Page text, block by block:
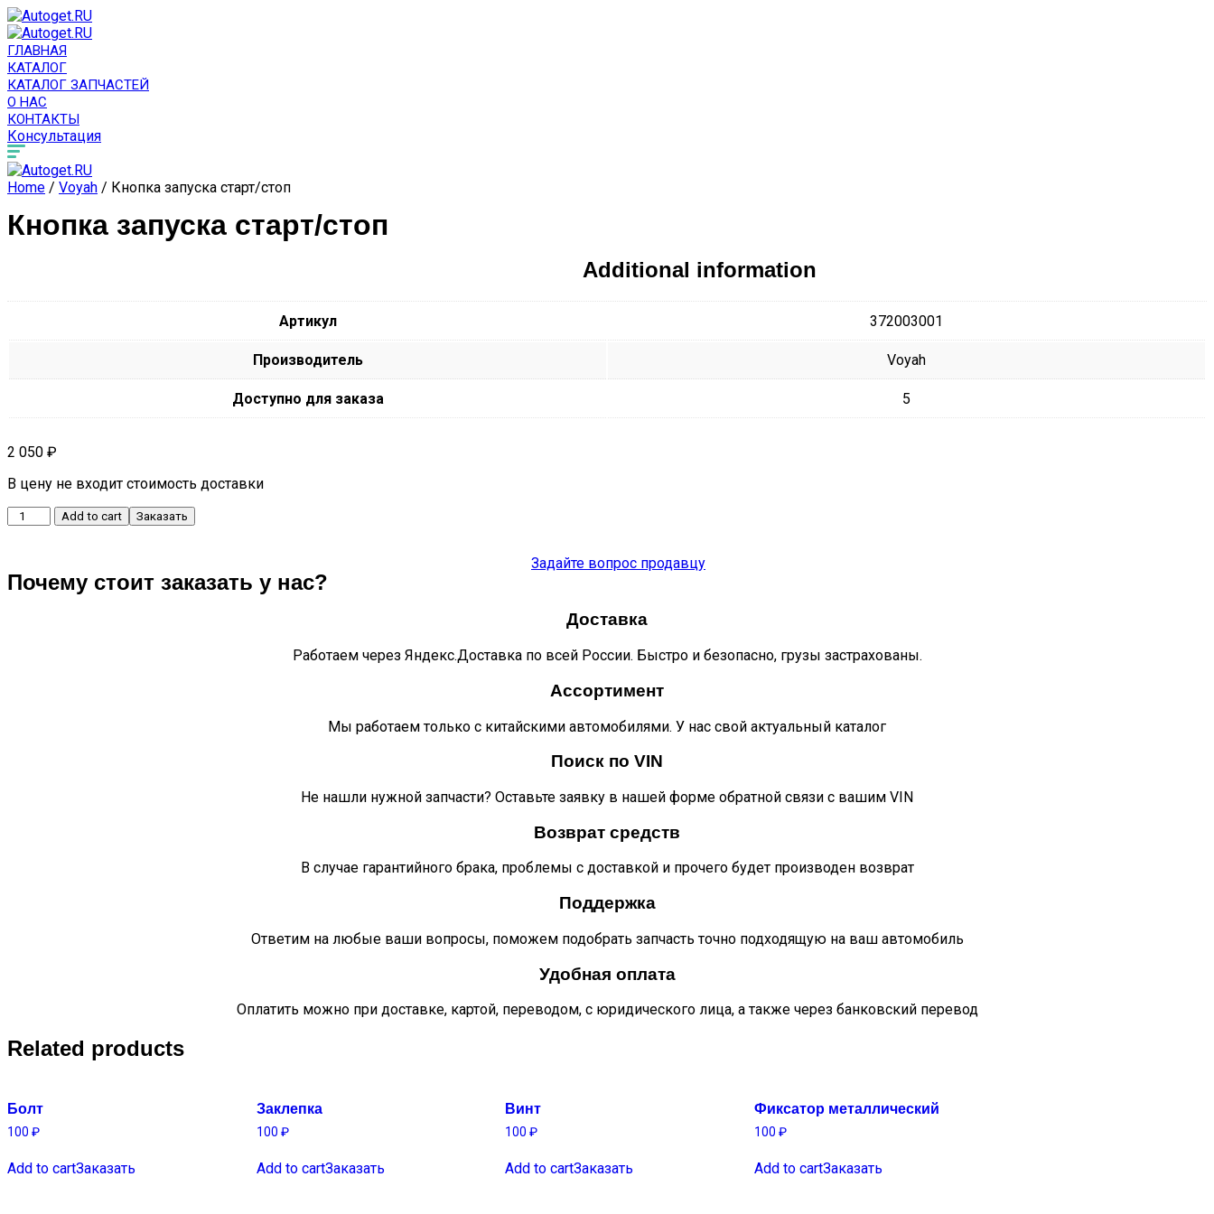
ГЛАВНАЯ
КАТАЛОГ
КАТАЛОГ ЗАПЧАСТЕЙ
О НАС
КОНТАКТЫ
Консультация
Home / Voyah / Кнопка запуска старт/стоп
Кнопка запуска старт/стоп
Additional information
Артикул 372003001
Производитель Voyah
Доступно для заказа 5
2 050 ₽
В цену не входит стоимость доставки
Кнопка
запуска
quantity
Add to cart Заказать
Задайте вопрос продавцу
Почему стоит заказать у нас?
Доставка
Работаем через Яндекс.Доставка по всей России. Быстро и безопасно, грузы застрахованы.
Ассортимент
Мы работаем только с китайскими автомобилями. У нас свой актуальный каталог
Поиск по VIN
Не нашли нужной запчасти? Оставьте заявку в нашей форме обратной связи с вашим VIN
Возврат средств
В случае гарантийного брака, проблемы с доставкой и прочего будет производен возврат
Поддержка
Ответим на любые ваши вопросы, поможем подобрать запчасть точно подходящую на ваш автомобиль
Удобная оплата
Оплатить можно при доставке, картой, переводом, с юридического лица, а также через банковский перевод
Related products
Болт
100 ₽
Add to cartЗаказать
Заклепка
100 ₽
Add to cartЗаказать
Винт
100₽
Add to cartЗаказать
Фиксатор металлический
100 ₽
Add to cartЗаказать